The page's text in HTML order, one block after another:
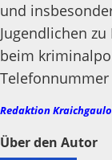
und
Jugendlichen
beim
Telefonnummer
Redaktion
Über den Autor